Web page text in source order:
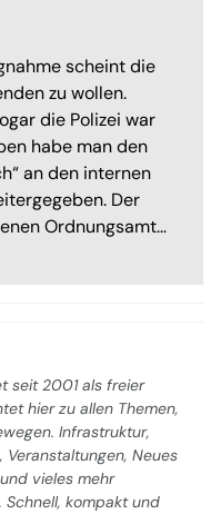
scheint die
zu wollen.
die Polizei war
habe man den
an den internen
Der
Ordnungsamt…
seit 2001 als freier
hier zu allen Themen,
Infrastruktur,
Neues
vieles mehr
kompakt und